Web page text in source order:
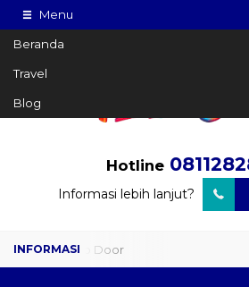
Menu
Beranda
Travel
Blog
Hotline
Informasi lebih lanjut?
Travel Door to Door